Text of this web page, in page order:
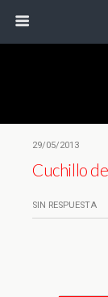
29/05/2013
Cuchillo
SIN RESPUESTA